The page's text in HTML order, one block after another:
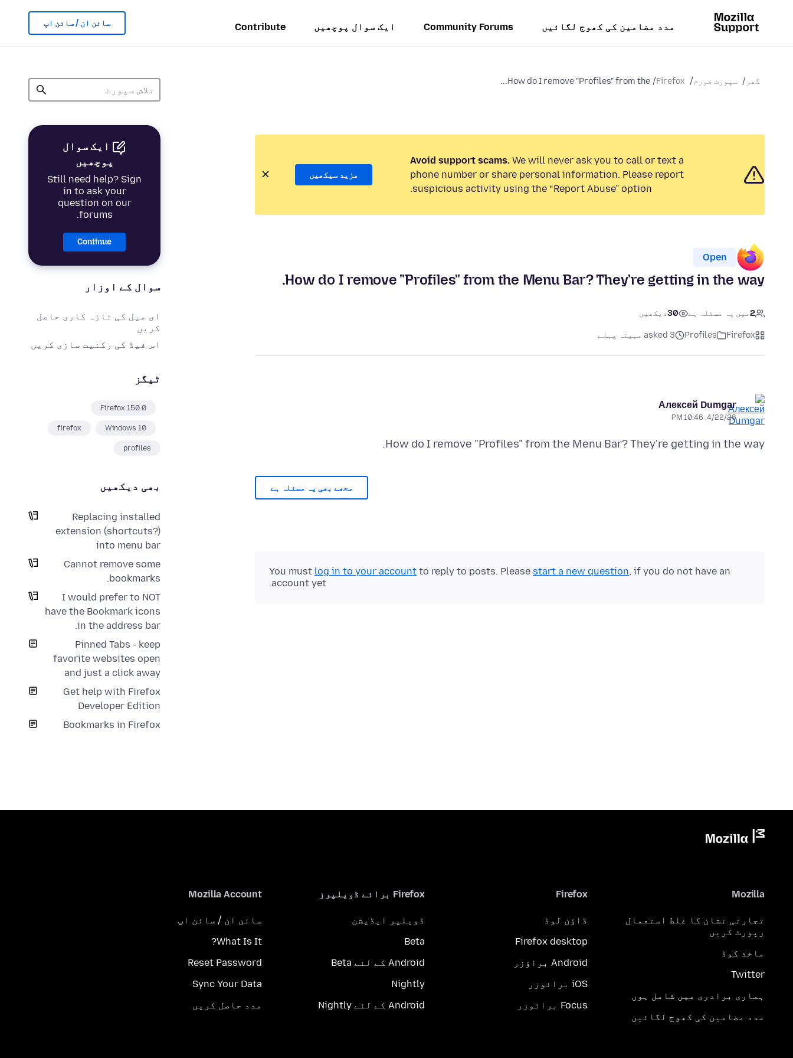
مدد مضامین کی کھوج لگائیں Community Forums ایک سوال پوچھیں Contribute سائن ان / سائن اپ
گھر سپورٹ فورم Firefox
How do I remove "Profiles" from the...
ایک سوال
پوچھیں
Still need help? Sign
in to ask your
question on our
forums.
Continue
سوال کے اوزار
ای میل کی تازہ کاری حاصل
کریں
اس فیڈ کی رکنیت سازی کریں
ٹیگز
Firefox 150.0
Windows 10
firefox
profiles
بھی دیکھیں
Replacing installed
extension (shortcuts?)
into menu bar
Cannot remove some
bookmarks.
I would prefer to NOT
have the Bookmark icons
in the address bar.
Pinned Tabs - keep
favorite websites open
and just a click away
Get help with Firefox
Developer Edition
Bookmarks in Firefox
Avoid support scams. We will never ask you to call or text a
phone number or share personal information. Please report
suspicious activity using the “Report Abuse” option.
مزید سیکھیں
Open
How do I remove "Profiles" from the Menu Bar? They're getting in the way.
2میں یہ مسئلہ ہے 30دیکھیں
Firefox
Profiles asked 3 مہینہ پہلے
Алексей Dumgar
4/22/26, 10:46 PM
How do I remove "Profiles" from the Menu Bar? They're getting in the way.
مجھے بھی یہ مسئلہ ہے
You must log in to your account to reply to posts. Please start a new question, if you do not have an
account yet.
Mozilla
تجارتی نشان کا غلط استعمال
رپورٹ کریں
ماخذ کوڈ
Twitter
ہماری برادری میں شامل ہوں
مدد مضامین کی کھوج لگائیں
Firefox
ڈاؤن لوڈ
Firefox desktop
Android براؤزر
iOS برائوزر
Focus برائوزر
Firefox برائے ڈویلپرز
ڈویلپر ایڈیشن
Beta
Android کے لئے Beta
Nightly
Android کے لئے Nightly
Mozilla Account
سائن ان / سائن اپ
What Is It?
Reset Password
Sync Your Data
مدد حاصل کریں